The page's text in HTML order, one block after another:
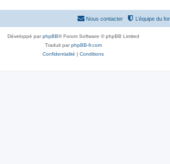
L’équipe du
Nous contacter
Développé parphpBB® Forum Software © phpBB Limited
Traduit parphpBB-fr.com
Confidentialité | Conditions